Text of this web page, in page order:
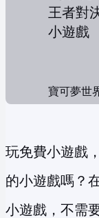
玩免費小遊戲
的小遊戲嗎？
小遊戲，不需